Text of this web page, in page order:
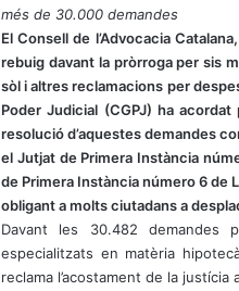
a
t
s
A
l
e
g
r
més de 30.000 demandes
El Consell de l’Advocacia
rebuig davant la pròrroga per sis
sòl i altres reclamacions per
Poder Judicial (CGPJ) ha
resolució d’aquestes demandes
el Jutjat de Primera Instància
de Primera Instància número 6 de
obligant a molts ciutadans a
Davant les 30.482 demandes
especialitzats en matèria
reclama l’acostament de la